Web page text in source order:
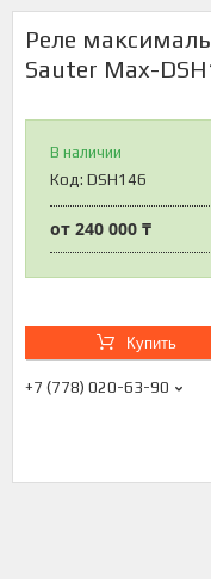
Реле
Sauter Max-
В наличии
Код: DSH146
от 240 000 ₸
Купить
+7 (778) 020-63-90